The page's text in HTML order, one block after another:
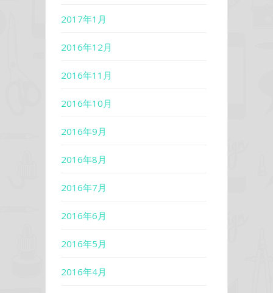
2017年1月
2016年12月
2016年11月
2016年10月
2016年9月
2016年8月
2016年7月
2016年6月
2016年5月
2016年4月